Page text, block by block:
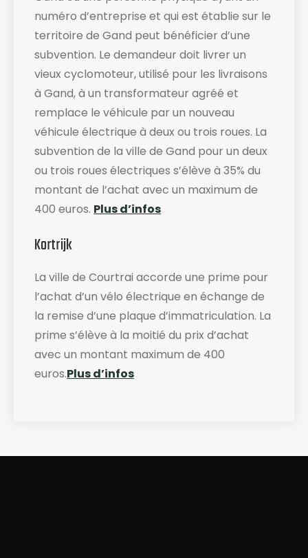
numéro d’entreprise et qui est établie sur le
territoire de Gand peut bénéficier d’une
subvention. Le demandeur doit livrer un
vieux cyclomoteur, utilisé pour les livraisons
à Gand, à un transformateur agréé et
remplace le véhicule par un nouveau
véhicule électrique à deux ou trois roues. La
subvention de la ville de Gand pour un deux
ou trois roues électriques s’élève à 35% du
montant de l’achat avec un maximum de
400 euros. Plus d’infos
Kortrijk
La ville de Courtrai accorde une prime pour
l’achat d’un vélo électrique en échange de
la remise d’une plaque d’immatriculation. La
prime s’élève à la moitié du prix d’achat
avec un montant maximum de 400
euros.Plus d’infos